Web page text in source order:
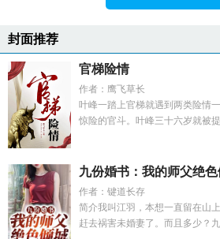
封面推荐
官梯险情
作者：鹰飞草长
叶峰一踏上官梯就遇到两类险情
惊险的官斗。叶峰三十六岁就被
九份婚书：我的师父绝
作者：键道长存
简介我叫江羽，本想一直留在山
赶去祸害未婚妻了。而且多少？